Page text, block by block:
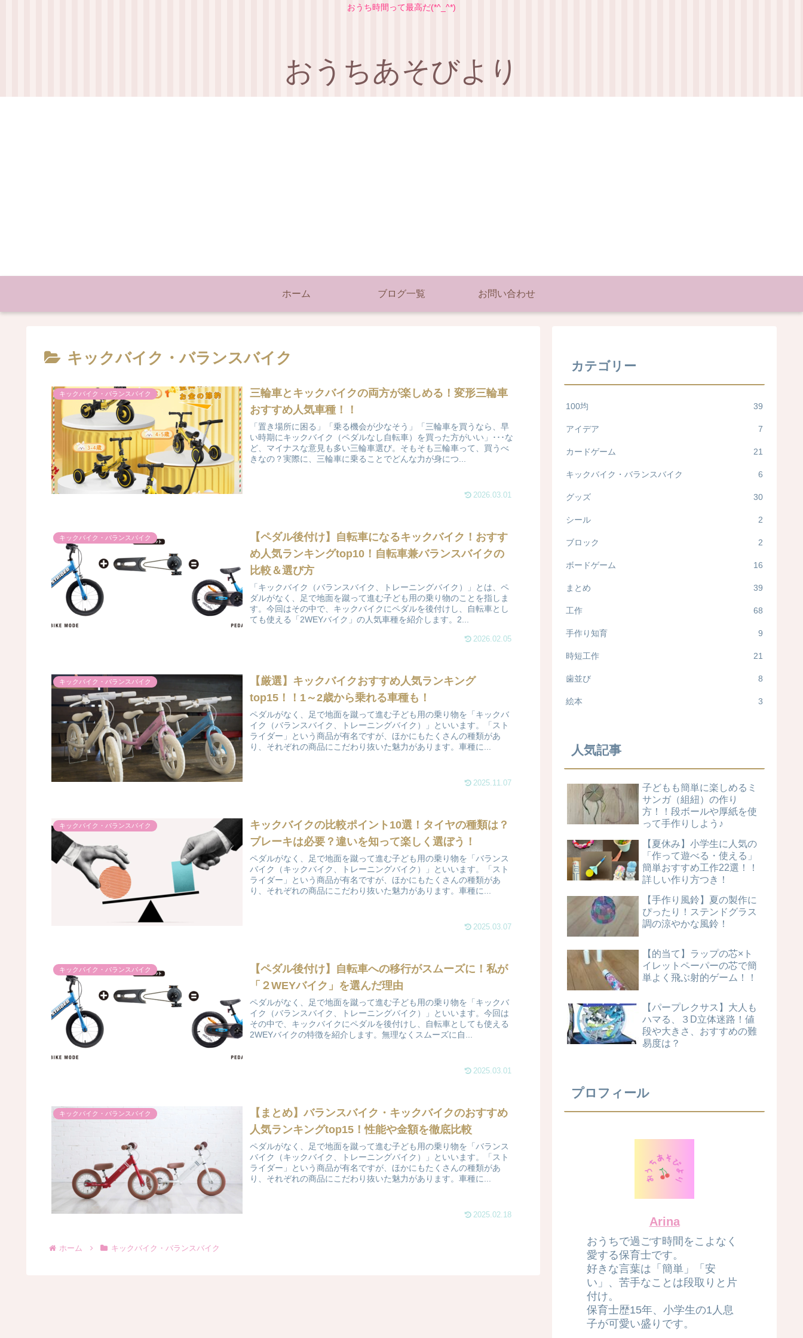
おうち時間って最高だ(*^_^*)
おうちあそびより
ホーム ブログ一覧 お問い合わせ
キックバイク・バランスバイク
キックバイク・バランスバイク
三輪車とキックバイクの両方が楽しめる！変形三輪車
おすすめ人気車種！！
「置き場所に困る」「乗る機会が少なそう」「三輪車を買うなら、早
い時期にキックバイク（ペダルなし自転車）を買った方がいい」･･･な
ど、マイナスな意見も多い三輪車選び。そもそも三輪車って、買うべ
きなの？実際に、三輪車に乗ることでどんな力が身につ...
2026.03.01
キックバイク・バランスバイク
【ペダル後付け】自転車になるキックバイク！おすす
め人気ランキングtop10！自転車兼バランスバイクの
比較＆選び方
「キックバイク（バランスバイク、トレーニングバイク）」とは、ペ
ダルがなく、足で地面を蹴って進む子ども用の乗り物のことを指しま
す。今回はその中で、キックバイクにペダルを後付けし、自転車とし
ても使える「2WEYバイク」の人気車種を紹介します。2...
2026.02.05
キックバイク・バランスバイク
【厳選】キックバイクおすすめ人気ランキング
top15！！1～2歳から乗れる車種も！
ペダルがなく、足で地面を蹴って進む子ども用の乗り物を「キックバ
イク（バランスバイク、トレーニングバイク）」といいます。「スト
ライダー」という商品が有名ですが、ほかにもたくさんの種類があ
り、それぞれの商品にこだわり抜いた魅力があります。車種に...
2025.11.07
キックバイク・バランスバイク
キックバイクの比較ポイント10選！タイヤの種類は？
ブレーキは必要？違いを知って楽しく選ぼう！
ペダルがなく、足で地面を蹴って進む子ども用の乗り物を「バランス
バイク（キックバイク、トレーニングバイク）」といいます。「スト
ライダー」という商品が有名ですが、ほかにもたくさんの種類があ
り、それぞれの商品にこだわり抜いた魅力があります。車種に...
2025.03.07
キックバイク・バランスバイク
【ペダル後付け】自転車への移行がスムーズに！私が
「２WEYバイク」を選んだ理由
ペダルがなく、足で地面を蹴って進む子ども用の乗り物を「キックバ
イク（バランスバイク、トレーニングバイク）」といいます。今回は
その中で、キックバイクにペダルを後付けし、自転車としても使える
2WEYバイクの特徴を紹介します。無理なくスムーズに自...
2025.03.01
キックバイク・バランスバイク
【まとめ】バランスバイク・キックバイクのおすすめ
人気ランキングtop15！性能や金額を徹底比較
ペダルがなく、足で地面を蹴って進む子ども用の乗り物を「バランス
バイク（キックバイク、トレーニングバイク）」といいます。「スト
ライダー」という商品が有名ですが、ほかにもたくさんの種類があ
り、それぞれの商品にこだわり抜いた魅力があります。車種に...
2025.02.18
ホーム キックバイク・バランスバイク
カテゴリー
100均 39
アイデア 7
カードゲーム 21
キックバイク・バランスバイク 6
グッズ 30
シール 2
ブロック 2
ボードゲーム 16
まとめ 39
工作 68
手作り知育 9
時短工作 21
歯並び 8
絵本 3
人気記事
子どもも簡単に楽しめるミ
サンガ（組紐）の作り
方！！段ボールや厚紙を使
って手作りしよう♪
【夏休み】小学生に人気の
「作って遊べる・使える」
簡単おすすめ工作22選！！
詳しい作り方つき！
【手作り風鈴】夏の製作に
ぴったり！ステンドグラス
調の涼やかな風鈴！
【的当て】ラップの芯×ト
イレットペーパーの芯で簡
単よく飛ぶ射的ゲーム！！
【パープレクサス】大人も
ハマる、３D立体迷路！値
段や大きさ、おすすめの難
易度は？
プロフィール
Arina
おうちで過ごす時間をこよなく
愛する保育士です。
好きな言葉は「簡単」「安
い」、苦手なことは段取りと片
付け。
保育士歴15年、小学生の1人息
子が可愛い盛りです。